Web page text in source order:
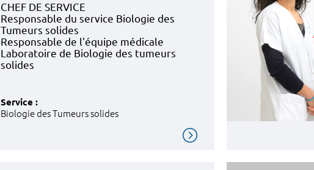
CHEF DE SERVICE
Responsable du service Biologie des
Tumeurs solides
Responsable de l'équipe médicale
Laboratoire de Biologie des tumeurs
solides
Service :
Biologie des Tumeurs solides